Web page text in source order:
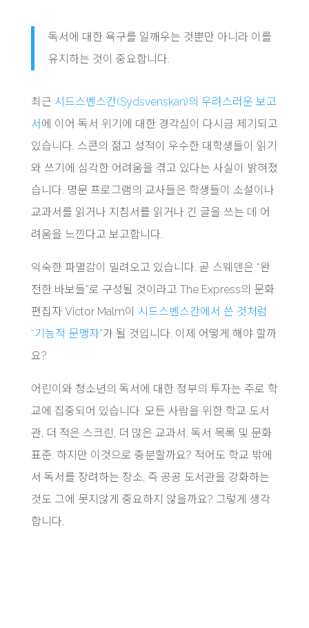
독서에 대한 욕구를 일깨우는 것뿐만 아니라 이를
유지하는 것이 중요합니다.
최근 시드스벤스칸(Sydsvenskan)의 우려스러운 보고
서 에 이어 독서 위기에 대한 경각심이 다시금 제기되고
있습니다. 스콘의 젊고 성적이 우수한 대학생들이 읽기
와 쓰기에 심각한 어려움을 겪고 있다는 사실이 밝혀졌
습니다. 명문 프로그램의 교사들은 학생들이 소설이나
교과서를 읽거나 지침서를 읽거나 긴 글을 쓰는 데 어
려움을 느낀다고 보고합니다.
익숙한 파멸감이 밀려오고 있습니다. 곧 스웨덴은 “완
전한 바보들”로 구성될 것이라고 The Express의 문화
편집자 Victor Malm이 시드스벤스칸에서 쓴 것처럼
“기능적 문맹자”가 될 것입니다. 이제 어떻게 해야 할까
요?
어린이와 청소년의 독서에 대한 정부의 투자는 주로 학
교에 집중되어 있습니다. 모든 사람을 위한 학교 도서
관, 더 적은 스크린, 더 많은 교과서, 독서 목록 및 문화
표준. 하지만 이것으로 충분할까요? 적어도 학교 밖에
서 독서를 장려하는 장소, 즉 공공 도서관을 강화하는
것도 그에 못지않게 중요하지 않을까요? 그렇게 생각
합니다.